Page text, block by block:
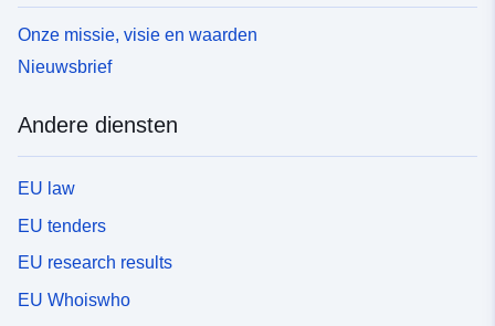
Onze missie, visie en waarden
Nieuwsbrief
Andere diensten
EU law
EU tenders
EU research results
EU Whoiswho